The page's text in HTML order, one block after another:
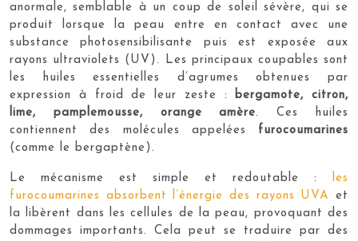
anormale, semblable à un coup de soleil sévère, qui se
produit lorsque la peau entre en contact avec une
substance photosensibilisante puis est exposée aux
rayons ultraviolets (UV). Les principaux coupables sont
les huiles essentielles d’agrumes obtenues par
expression à froid de leur zeste :
bergamote, citron,
lime, pamplemousse, orange amère. Ces huiles
contiennent des molécules appelées furocoumarines
(comme le bergaptène).
Le mécanisme est simple et redoutable :
les
furocoumarines absorbent l’énergie des rayons UVA
et
la libèrent dans les cellules de la peau, provoquant des
dommages importants. Cela peut se traduire par des